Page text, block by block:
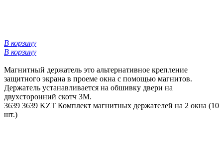
В корзину
В корзину
Магнитный держатель это альтернативное крепление
защитного экрана в проеме окна с помощью магнитов.
Держатель устанавливается на обшивку двери на
двухсторонний скотч 3М.
3639 3639 KZT Комплект магнитных держателей на 2 окна (10
шт.)